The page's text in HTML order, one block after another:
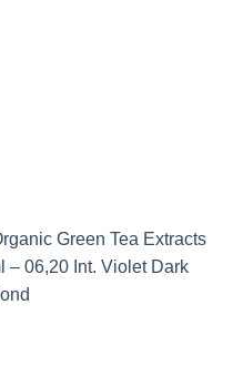
Green Tea Extracts
– 06,20 Int. Violet Dark